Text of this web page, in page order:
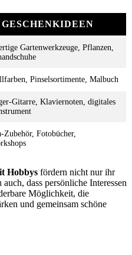
GESCHENKIDEEN
Gartenwerkzeuge, Pflanzen,
Pinselsortimente, Malbuch
Gitarre, Klaviernoten, digitales
Zubehör, Fotobücher,
Hobbys fördern nicht nur ihr
dass persönliche Interessen
Möglichkeit, die
und gemeinsam schöne